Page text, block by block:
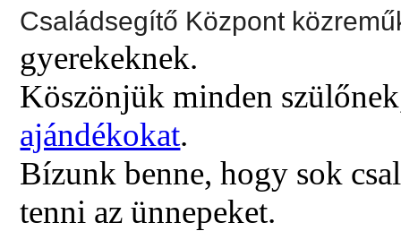
Családsegítő Központ
gyerekeknek.
Köszönjük minden
ajándékokat.
Bízunk benne, hogy sok
tenni az ünnepeket.